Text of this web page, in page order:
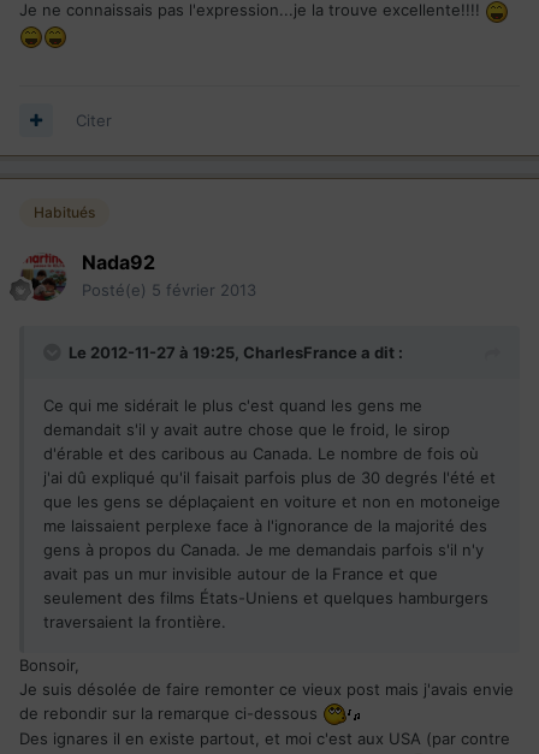
Je ne connaissais pas l'expression...je la trouve excellente!!!!
Citer
Habitués
Nada92
Posté(e) 5 février 2013
Le 2012-11-27 à 19:25, CharlesFrance a dit :
Ce qui me sidérait le plus c'est quand les gens me
demandait s'il y avait autre chose que le froid, le sirop
d'érable et des caribous au Canada. Le nombre de fois où
j'ai dû expliqué qu'il faisait parfois plus de 30 degrés l'été et
que les gens se déplaçaient en voiture et non en motoneige
me laissaient perplexe face à l'ignorance de la majorité des
gens à propos du Canada. Je me demandais parfois s'il n'y
avait pas un mur invisible autour de la France et que
seulement des films États-Uniens et quelques hamburgers
traversaient la frontière.
Bonsoir,
Je suis désolée de faire remonter ce vieux post mais j'avais envie
de rebondir sur la remarque ci-dessous
Des ignares il en existe partout, et moi c'est aux USA (par contre